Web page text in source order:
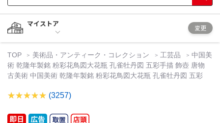
マイストア
変更
TOP 美術品・アンティーク・コレクション 工芸品
中国美
術 乾隆年製銘 粉彩花鳥図大花瓶 孔雀牡丹図 五彩手描 飾壺 唐物
古美術 中国美術 乾隆年製銘 粉彩花鳥図大花瓶 孔雀牡丹図 五彩
(3257)